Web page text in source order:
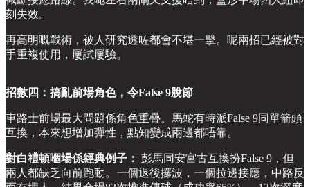
刻失效。
再高明嘅戰術，被人研究透咗都會不堪一擊。呢兩招已經被對
手重複使用，屢試屢驗。
招數四：搞亂前場角色，令False 9脫節
車路士前場最大問題係角色重疊。馬蛇有時派False 9同單箭頭
互換，本來想增加彈性，點知變成兩邊都唔靠。
對白禮頓嗰場係經典例子： 彭馬同安宮古互換扮False 9，但
兩人都缺乏向前跑動。一個退後攞波，一個拉邊接應，中路反